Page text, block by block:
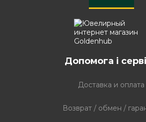
Допомога і
Доставка и оплата
Возврат / обмен /